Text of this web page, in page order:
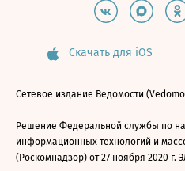
Скачать для iOS
Сетевое издание Ведомости
Решение Федеральной службы по
информационных технологий и
(Роскомнадзор) от 27 ноября 2020 г.